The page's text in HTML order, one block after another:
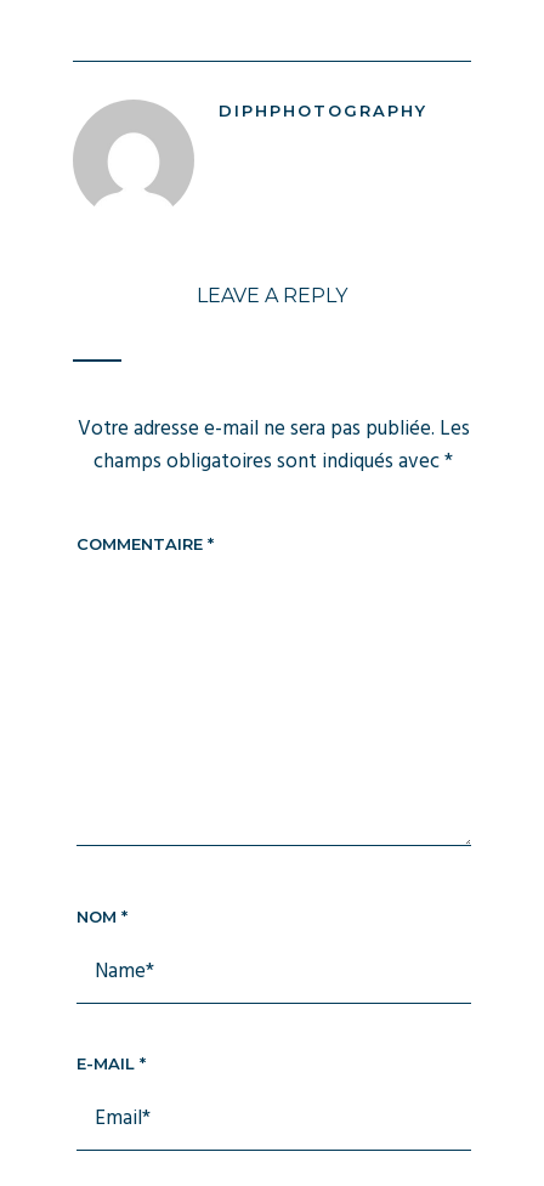
DIPHPHOTOGRAPHY
LEAVE A REPLY
Votre adresse e-mail ne sera pas publiée. Les
champs obligatoires sont indiqués avec*
COMMENTAIRE *
NOM *
E-MAIL *